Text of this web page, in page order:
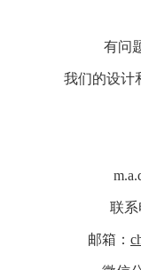
有问
我们的设计
联系
邮箱：